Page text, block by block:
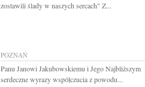
zostawili ślady w naszych sercach" Z...
POZNAŃ
Panu Janowi Jakubowskiemu i Jego Najbliższym
serdeczne wyrazy współczucia z powodu...